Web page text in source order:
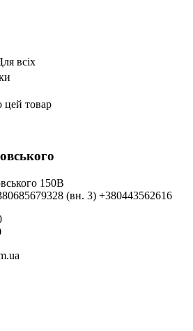
всіх
цей товар
150В
(вн. 3) +380443562616